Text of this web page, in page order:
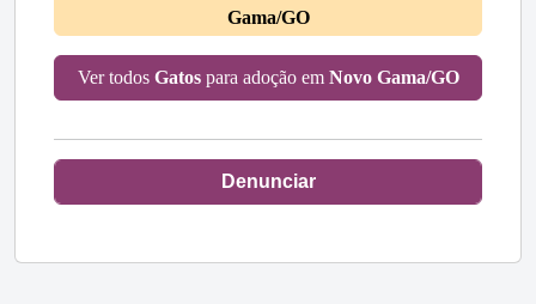
Gama/GO
Ver todos Gatospara adoção em Novo Gama/GO
Denunciar